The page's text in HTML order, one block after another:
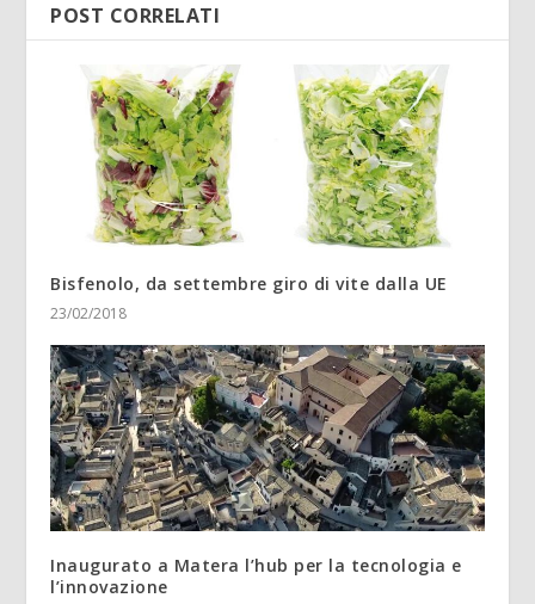
POST CORRELATI
Bisfenolo, da settembre giro di vite dalla UE
23/02/2018
Inaugurato a Matera l’hub per la tecnologia e
l’innovazione